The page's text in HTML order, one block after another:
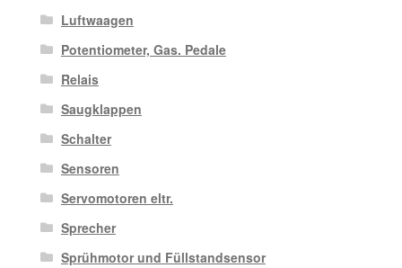
Luftwaagen
Potentiometer, Gas. Pedale
Relais
Saugklappen
Schalter
Sensoren
Servomotoren eltr.
Sprecher
Sprühmotor und Füllstandsensor